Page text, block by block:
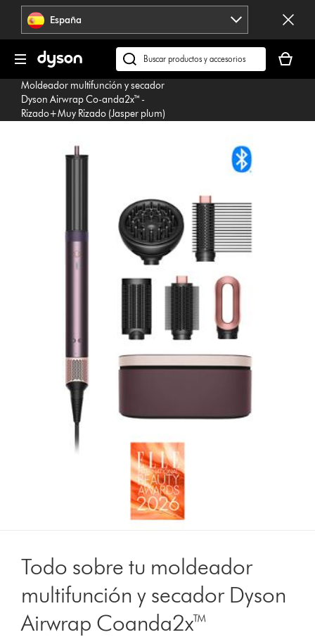
Omitir
navegación España
Buscar
en
dyson.es
cesta
está
Moldeador multifunción y secador
Dyson Airwrap Co-anda2x™ -
Rizado+Muy Rizado (Jasper plum)
Todo sobre tu moldeador
multifunción y secador Dyson
Airwrap Coanda2x™